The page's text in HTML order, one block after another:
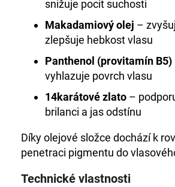
snižuje pocit suchosti
Makadamiový olej –
zlepšuje hebkost vlasu
Panthenol (provitamín B5)
vyhlazuje povrch vlasu
14karátové zlato –
brilanci a jas odstínu
Díky olejové složce dochází k
penetraci pigmentu do
Technické vlastnosti